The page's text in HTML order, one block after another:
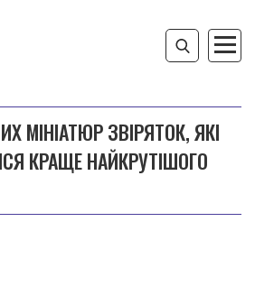
МІНІАТЮР ЗВІРЯТОК, ЯКІ
КРАЩЕ НАЙКРУТІШОГО